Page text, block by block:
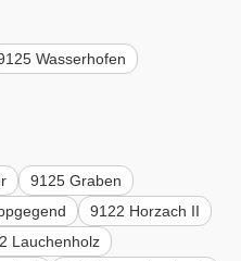
Wasserhofen
9125 Graben
9122 Horzach II
Lauchenholz